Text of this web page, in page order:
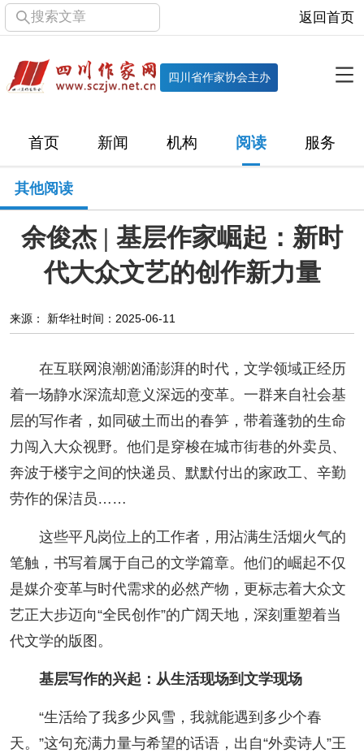
搜索文章 返回首页
四川省作家协会主办
首页 新闻 机构 阅读 服务
机构
直属单位 团体会员 主管社团 专门委员会
历届主席团
新闻
时政 文学动态 作协工作 市州作协
十百千 网络文学
小说 散文 诗歌 文学评论
校园文学 其他阅读 文学访谈 作家新作
新书快讯
入会须知 会员管理 文学奖项 报刊联盟
四川文学 星星诗刊 当代文坛 四川作家报
公告公示
公告公示 讣告 征稿启事 新会员发展名单
其他阅读
余俊杰 | 基层作家崛起：新时
代大众文艺的创作新力量
来源： 新华社时间：2025-06-11
在互联网浪潮汹涌澎湃的时代，文学领域正经历
着一场静水深流却意义深远的变革。一群来自社会基
层的写作者，如同破土而出的春笋，带着蓬勃的生命
力闯入大众视野。他们是穿梭在城市街巷的外卖员、
奔波于楼宇之间的快递员、默默付出的家政工、辛勤
劳作的保洁员……
这些平凡岗位上的工作者，用沾满生活烟火气的
笔触，书写着属于自己的文学篇章。他们的崛起不仅
是媒介变革与时代需求的必然产物，更标志着大众文
艺正大步迈向“全民创作”的广阔天地，深刻重塑着当
代文学的版图。
基层写作的兴起：从生活现场到文学现场
“生活给了我多少风雪，我就能遇到多少个春
天。”这句充满力量与希望的话语，出自“外卖诗人”王